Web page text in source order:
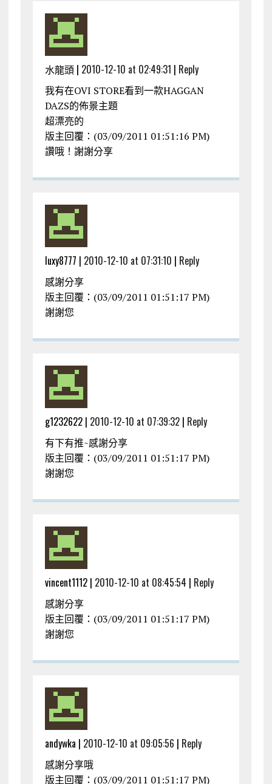
水龍頭 | 2010-12-10 at 02:49:31 | Reply
我有在OVI STORE看到一款HAGGAN
DAZS的佈景主題
超漂亮的
版主回覆：(03/09/2011 01:51:16 PM)
讚哦！謝謝分享
luxy8777 | 2010-12-10 at 07:31:10 | Reply
感謝分享
版主回覆：(03/09/2011 01:51:17 PM)
謝謝您
g1232622 | 2010-12-10 at 07:39:32| Reply
有下有推~感謝分享
版主回覆：(03/09/2011 01:51:17 PM)
謝謝您
vincent1112 | 2010-12-10 at 08:45:54 | Reply
感謝分享
版主回覆：(03/09/2011 01:51:17 PM)
謝謝您
andywka | 2010-12-10 at 09:05:56 | Reply
感謝分享哦
版主回覆：(03/09/2011 01:51:17 PM)